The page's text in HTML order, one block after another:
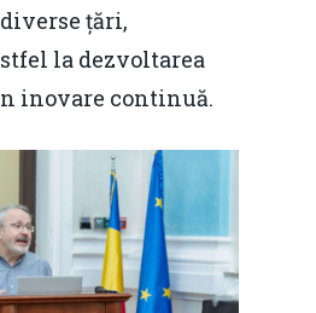
țări,
la dezvoltarea
inovare continuă.